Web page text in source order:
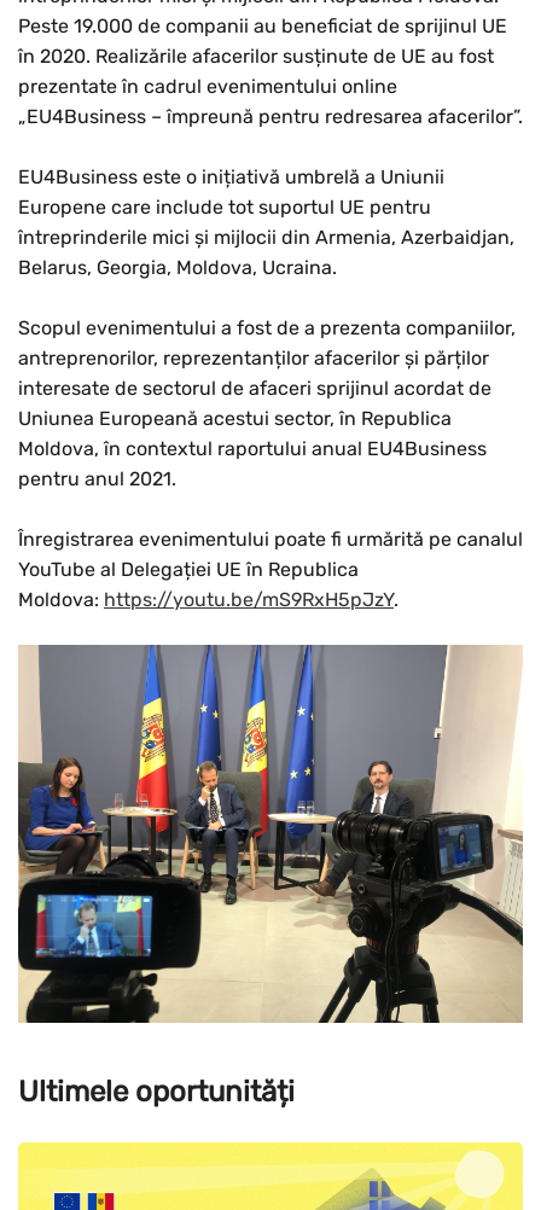
Peste 19.000 de companii au beneficiat de sprijinul UE
în 2020. Realizările afacerilor susținute de UE au fost
prezentate în cadrul evenimentului online
„EU4Business – împreună pentru redresarea afacerilor”.
EU4Business este o inițiativă umbrelă a Uniunii
Europene care include tot suportul UE pentru
întreprinderile mici și mijlocii din Armenia, Azerbaidjan,
Belarus, Georgia, Moldova, Ucraina.
Scopul evenimentului a fost de a prezenta companiilor,
antreprenorilor, reprezentanților afacerilor și părților
interesate de sectorul de afaceri sprijinul acordat de
Uniunea Europeană acestui sector, în Republica
Moldova, în contextul raportului anual EU4Business
pentru anul 2021.
Înregistrarea evenimentului poate fi urmărită pe canalul
YouTube al Delegației UE în Republica
Moldova: https://youtu.be/mS9RxH5pJzY.
Ultimele oportunități